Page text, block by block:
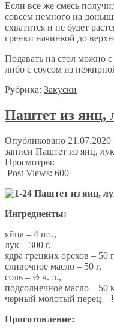
Если все же смесь
совсем немного на
схватится и не будет
гренки начинкой до
Подавать на стол можно
либо с соусом из
Рубрика: Закуски
Паштет из яиц,
Опубликовано
записи Паштет из яиц,
Просмотры:
Post Views: 600
Ингредиенты:
яйца – 4 шт.,
лук – 300 г,
ядра грецких орехов – 50
сливочное масло – 50 г,
соль – ½ ч. л.,
подсолнечное масло – 50
черный молотый перец –
Приготовление: